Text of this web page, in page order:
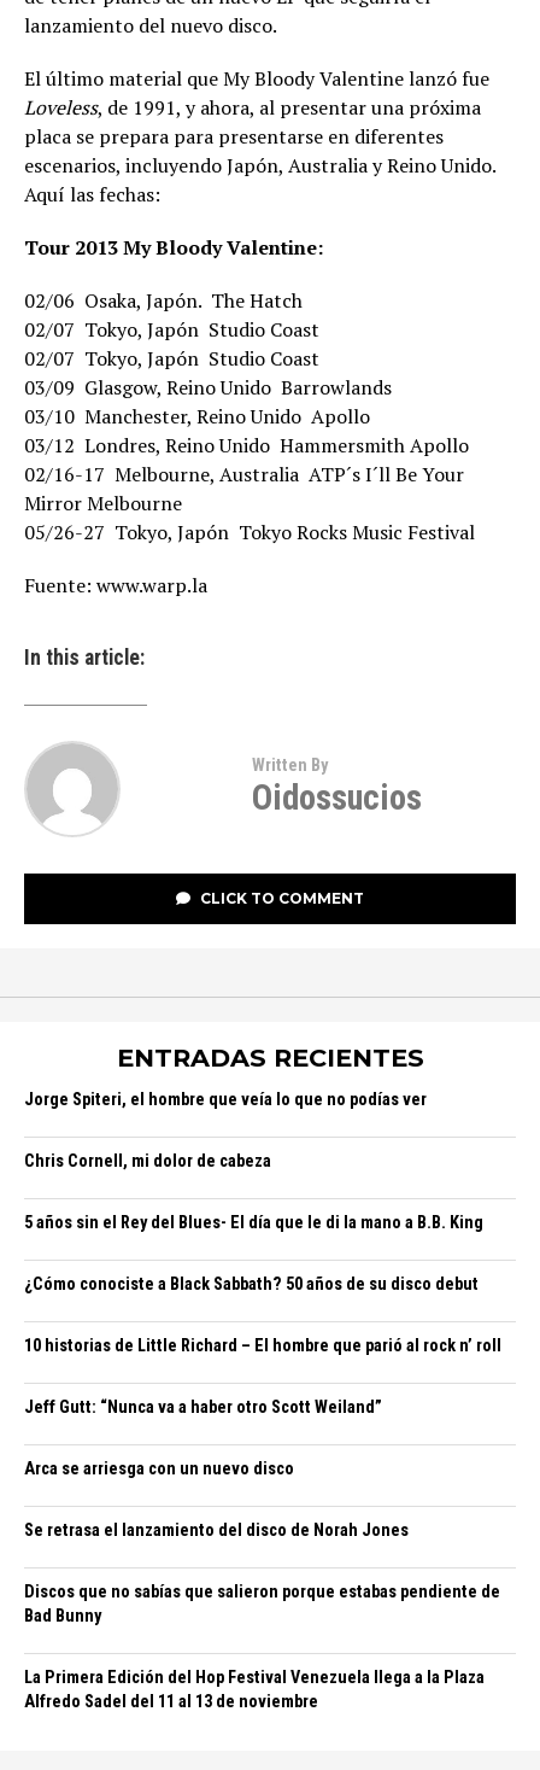
lanzamiento del nuevo disco.
El último material que My Bloody Valentine lanzó fue
Loveless, de 1991, y ahora, al presentar una próxima
placa se prepara para presentarse en diferentes
escenarios, incluyendo Japón, Australia y Reino Unido.
Aquí las fechas:
Tour 2013 My Bloody Valentine:
02/06  Osaka, Japón.  The Hatch
02/07  Tokyo, Japón  Studio Coast
02/07  Tokyo, Japón  Studio Coast
03/09  Glasgow, Reino Unido  Barrowlands
03/10  Manchester, Reino Unido  Apollo
03/12  Londres, Reino Unido  Hammersmith Apollo
02/16-17  Melbourne, Australia  ATP´s I´ll Be Your
Mirror Melbourne
05/26-27  Tokyo, Japón  Tokyo Rocks Music Festival
Fuente: www.warp.la
In this article:
Written By
Oidossucios
CLICK TO COMMENT
ENTRADAS RECIENTES
Jorge Spiteri, el hombre que veía lo que no podías ver
Chris Cornell, mi dolor de cabeza
5 años sin el Rey del Blues- El día que le di la mano a B.B. King
¿Cómo conociste a Black Sabbath? 50 años de su disco debut
10 historias de Little Richard – El hombre que parió al rock n’ roll
Jeff Gutt: “Nunca va a haber otro Scott Weiland”
Arca se arriesga con un nuevo disco
Se retrasa el lanzamiento del disco de Norah Jones
Discos que no sabías que salieron porque estabas pendiente de
Bad Bunny
La Primera Edición del Hop Festival Venezuela llega a la Plaza
Alfredo Sadel del 11 al 13 de noviembre